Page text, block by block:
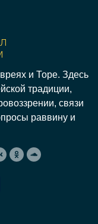
и Торе. Здесь
традиции,
связи
раввину и